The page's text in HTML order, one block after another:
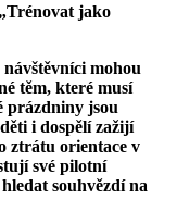
jako
mohou
těm, které musí
prázdniny jsou
i dospělí zažijí
ztrátu orientace v
své pilotní
souhvězdí na